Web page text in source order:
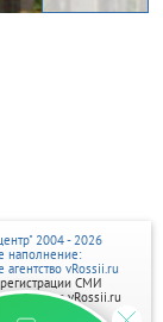
2004 - 2026
наполнение:
vRossii.ru
СМИ
агентства vRossii.ru